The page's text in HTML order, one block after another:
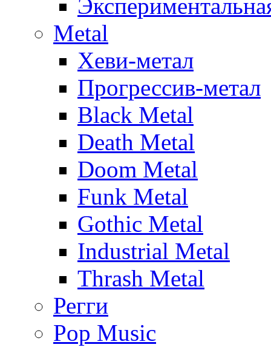
Metal
Хеви-метал
Прогрессив-метал
Black Metal
Death Metal
Doom Metal
Funk Metal
Gothic Metal
Industrial Metal
Thrash Metal
Регги
Pop Music